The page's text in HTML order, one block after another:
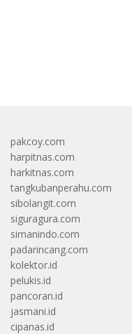
pakcoy.com
harpitnas.com
harkitnas.com
tangkubanperahu.com
sibolangit.com
siguragura.com
simanindo.com
padarincang.com
kolektor.id
pelukis.id
pancoran.id
jasmani.id
cipanas.id